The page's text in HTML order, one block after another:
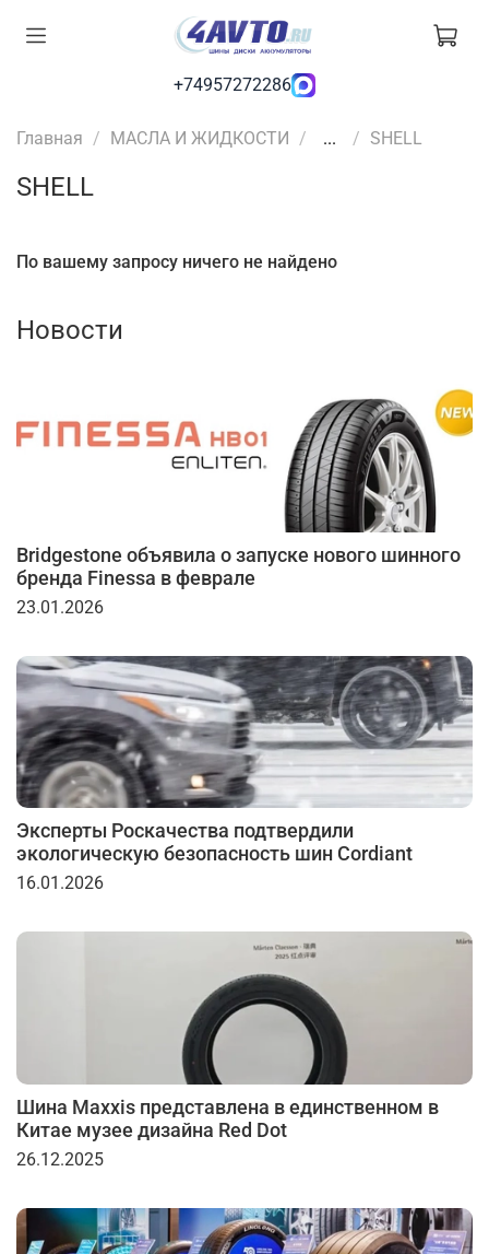
+74957272286
Главная МАСЛА И ЖИДКОСТИ ... SHELL
SHELL
По вашему запросу ничего не найдено
Новости
Bridgestone объявила о запуске нового шинного
бренда Finessa в феврале
23.01.2026
Эксперты Роскачества подтвердили
экологическую безопасность шин Cordiant
16.01.2026
Шина Maxxis представлена в единственном в
Китае музее дизайна Red Dot
26.12.2025